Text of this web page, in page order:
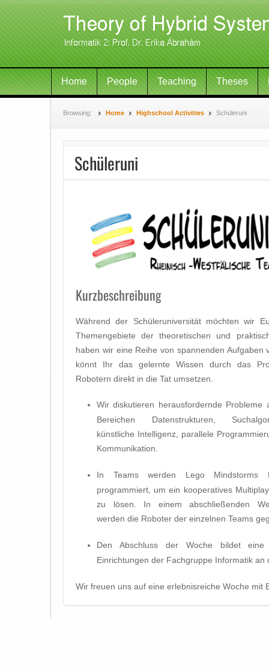
Home People Teaching Theses
Browsing: Home Highschool Activities Schüleruni
Schüleruni
Kurzbeschreibung
Während der Schüleruniversität möchten wir
Themengebiete der theoretischen und
haben wir eine Reihe von spannenden
könnt Ihr das gelernte Wissen durch das
Robotern direkt in die Tat umsetzen.
Wir diskutieren herausfordernde Probleme
Bereichen Datenstrukturen,
künstliche Intelligenz, parallele
Kommunikation.
In Teams werden Lego Mindstorms
programmiert, um ein kooperatives
zu lösen. In einem abschließenden
werden die Roboter der einzelnen Teams
Den Abschluss der Woche bildet
Einrichtungen der Fachgruppe Informatik an
Wir freuen uns auf eine erlebnisreiche Woche mit